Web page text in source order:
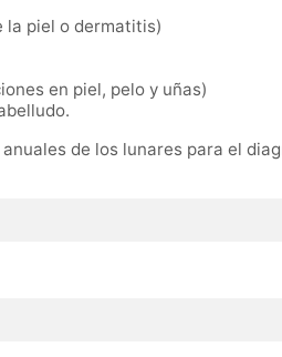
la piel o dermatitis)
en piel, pelo y uñas)
de los lunares para el